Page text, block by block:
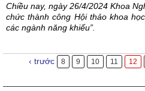
Chiều nay, ngày 26/4/2024 Khoa
chức thành công Hội thảo khoa
các ngành năng khiếu”.
‹ trước 8 9 10 11 12